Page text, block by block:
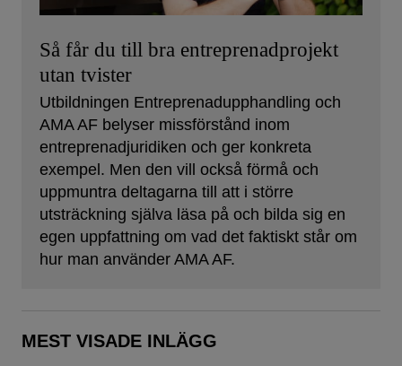
Så får du till bra entreprenadprojekt
utan tvister
Utbildningen Entreprenadupphandling och
AMA AF belyser missförstånd inom
entreprenadjuridiken och ger konkreta
exempel. Men den vill också förmå och
uppmuntra deltagarna till att i större
utsträckning själva läsa på och bilda sig en
egen uppfattning om vad det faktiskt står om
hur man använder AMA AF.
MEST VISADE INLÄGG